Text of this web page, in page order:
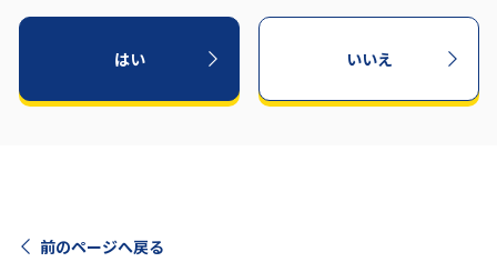
はい いいえ
前のページへ戻る